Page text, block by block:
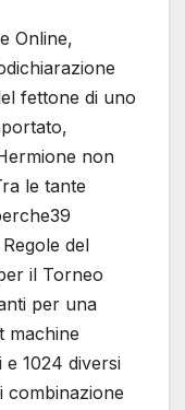
Online,
fettone di uno
non
le tante
del
il Torneo
per una
machine
1024 diversi
combinazione